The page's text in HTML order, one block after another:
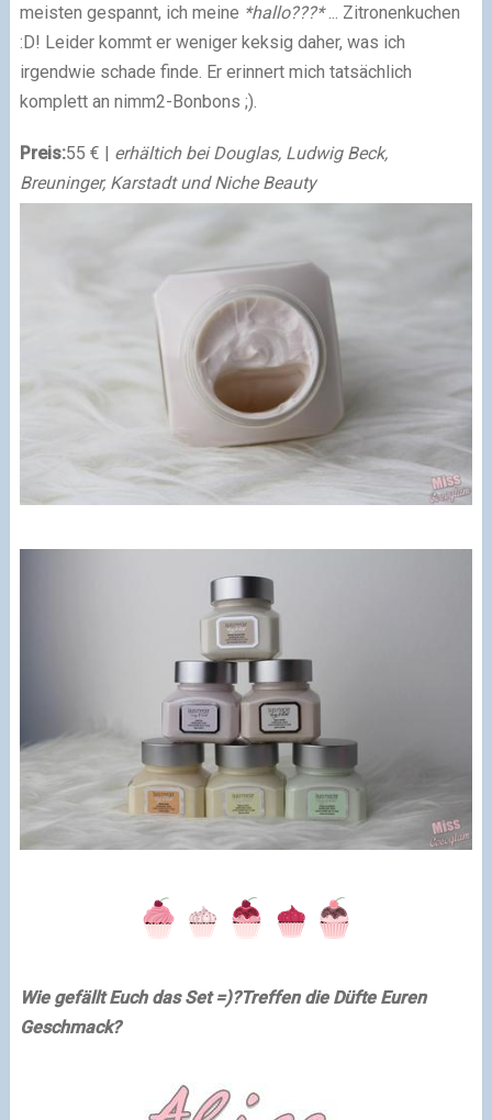
meisten gespannt, ich meine *hallo???*... Zitronenkuchen
:D! Leider kommt er weniger keksig daher, was ich
irgendwie schade finde. Er erinnert mich tatsächlich
komplett an nimm2-Bonbons ;).
Preis:55 € | erhältich bei Douglas, Ludwig Beck,
Breuninger, Karstadt und Niche Beauty
Wie gefällt Euch das Set =)?Treffen die Düfte Euren
Geschmack?